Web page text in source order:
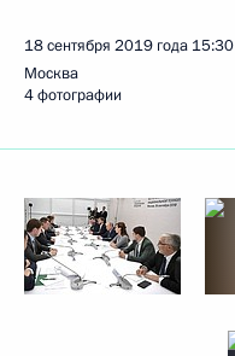
18 сентября 2019 года 15:30
Москва
4 фотографии